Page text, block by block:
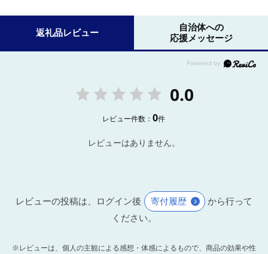
返礼品レビュー
自治体への
応援メッセージ
0.0
レビュー件数：0件
レビューはありません。
レビューの投稿は、ログイン後 寄付履歴
から行って
ください。
※レビューは、個人の主観による感想・体感によるもので、商品の効果や性